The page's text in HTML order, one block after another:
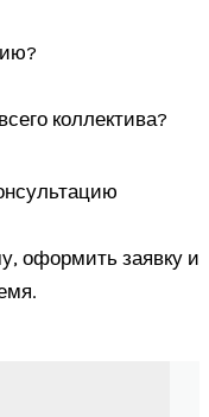
коллектива?
оформить заявку и